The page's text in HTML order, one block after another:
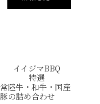
イイジマBBQ
特選
常陸牛・和牛・国産
豚の詰め合わせ